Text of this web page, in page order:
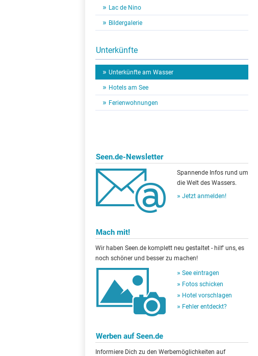
Lac de Nino
Bildergalerie
Unterkünfte
Unterkünfte am Wasser
Hotels am See
Ferienwohnungen
Seen.de-Newsletter
Spannende Infos rund um
die Welt des Wassers.
Jetzt anmelden!
Mach mit!
Wir haben Seen.de komplett neu gestaltet - hilf' uns, es
noch schöner und besser zu machen!
See eintragen
Fotos schicken
Hotel vorschlagen
Fehler entdeckt?
Werben auf Seen.de
Informiere Dich zu den Werbemöglichkeiten auf